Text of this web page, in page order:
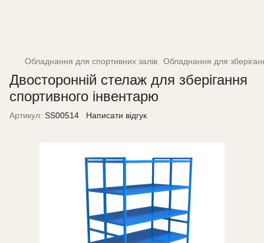
Обладнання для спортивних залів Обладнання для
Двосторонній стелаж для зберігання
спортивного інвентарю
Артикул: SS00514 Написати відгук